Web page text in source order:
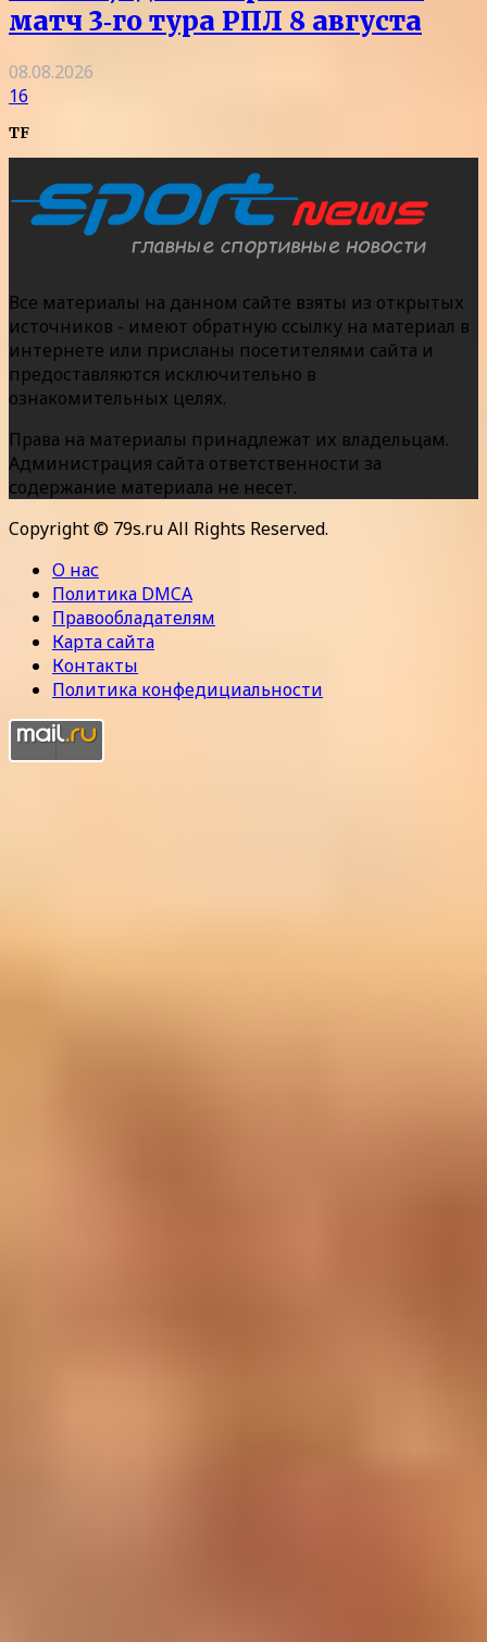
матч 3‑го тура РПЛ 8 августа
08.08.2026
16
TF
Все материалы на данном сайте взяты из открытых
источников - имеют обратную ссылку на материал в
интернете или присланы посетителями сайта и
предоставляются исключительно в
ознакомительных целях.
Права на материалы принадлежат их владельцам.
Администрация сайта ответственности за
содержание материала не несет.
Copyright © 79s.ru All Rights Reserved.
О нас
Политика DMCA
Правообладателям
Карта сайта
Контакты
Политика конфедициальности